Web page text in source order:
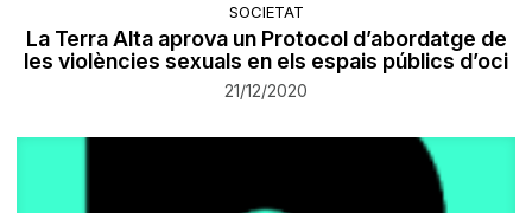
SOCIETAT
La Terra Alta aprova un Protocol d’abordatge de
les violències sexuals en els espais públics d’oci
21/12/2020